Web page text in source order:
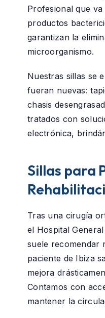
Profesional que va
productos
garantizan la
microorganismo.
Nuestras sillas se
fueran nuevas:
chasis
tratados con
electrónica,
Sillas para
Tras una cirugía
el Hospital
suele recomendar
paciente de Ibiza
mejora
Contamos con
mantener la